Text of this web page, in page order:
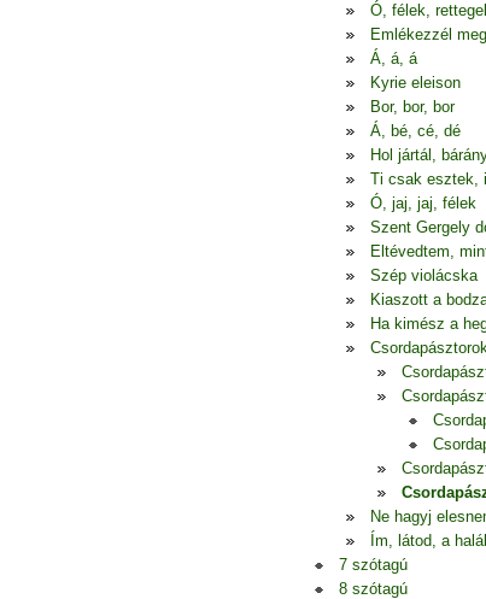
Ó, félek,
Emlékezzél
Á, á, á
Kyrie eleison
Bor, bor, bor
Á, bé, cé, dé
Hol jártál,
Ti csak esztek,
Ó, jaj, jaj, félek
Szent Gergely
Eltévedtem,
Szép violácska
Kiaszott a
Ha kimész a
Ne hagyj
Ím, látod, a halál
7 szótagú
8 szótagú